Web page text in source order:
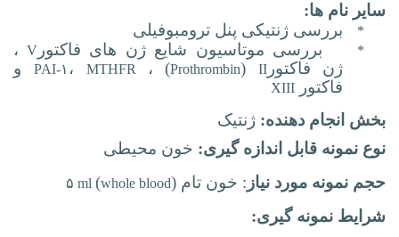
سایر نام ها:
* بررسی ژنتیکی پنل ترومبوفیلی
* بررسی موتاسیون شایع ژن های فاکتورV ،
ژن
فاکتور II
(
Prothrombin) ، MTHFR ، PAI-۱
و
فاکتور
XIII
بخش انجام دهنده: ژنتیک
نوع نمونه قابل اندازه گیری: خون محیطی
حجم نمونه مورد نیاز : خون تام (whole blood
) ۵ ml
شرایط نمونه گیری: